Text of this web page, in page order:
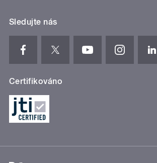
Sledujte nás
Certifikováno